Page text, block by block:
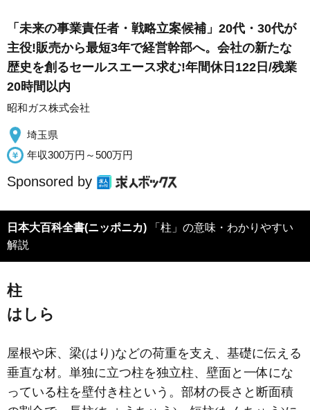
「未来の事業責任者・戦略立案候補」20代・30代が
主役!販売から最短3年で経営幹部へ。会社の新たな
歴史を創るセールスエース求む!年間休日122日/残業
20時間以内
昭和ガス株式会社
埼玉県
年収300万円～500万円
Sponsored by
日本大百科全書(ニッポニカ)
解説
柱
はしら
屋根や床、梁(はり)などの荷重を支え、基礎に伝える
垂直な材。単独に立つ柱を独立柱、壁面と一体にな
っている柱を壁付き柱という。部材の長さと断面積